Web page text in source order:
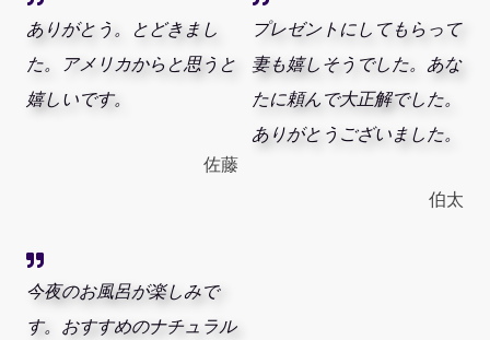
ありがとう。とどきまし
た。アメリカからと思うと
嬉しいです。
佐藤
プレゼントにしてもらって
妻も嬉しそうでした。あな
たに頼んで大正解でした。
ありがとうございました。
伯太
今夜のお風呂が楽しみで
す。おすすめのナチュラル